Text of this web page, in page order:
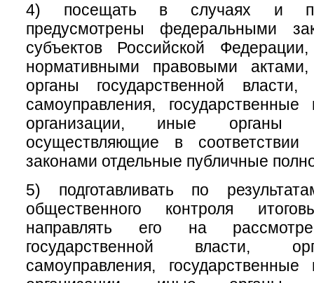
4) посещать в случаях и
предусмотрены федеральными
субъектов Российской
нормативными правовыми актами,
органы государственной
самоуправления,
организации, иные органы
осуществляющие в
законами отдельные публичные
5) подготавливать по
общественного контроля
направлять его на
государственной власти,
самоуправления,